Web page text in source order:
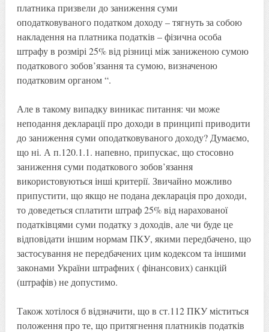
платника призвели до заниження суми
оподатковуваного податком доходу – тягнуть за собою
накладення на платника податків – фізична особа
штрафу в розмірі 25% від різниці між заниженою сумою
податкового зобов’язання та сумою, визначеною
податковим органом “.
Але в такому випадку виникає питання: чи може
неподання декларації про доходи в принципі приводити
до заниження суми оподатковуваного доходу? Думаємо,
що ні. А п.120.1.1. напевно, припускає, що стосовно
заниження суми податкового зобов’язання
використовуються інші критерії. Звичайно можливо
припустити, що якщо не подана декларація про доходи,
то доведеться сплатити штраф 25% від нарахованої
податківцями суми податку з доходів, але чи буде це
відповідати іншим нормам ПКУ, якими передбачено, що
застосування не передбачених цим кодексом та іншими
законами України штрафних ( фінансових) санкцій
(штрафів) не допустимо.
Також хотілося б відзначити, що в ст.112 ПКУ міститься
положення про те, що притягнення платників податків